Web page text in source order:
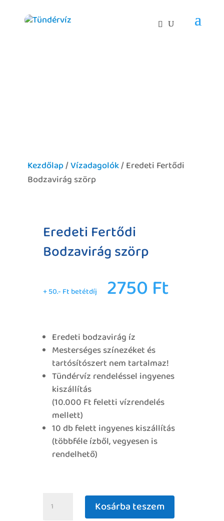
Kezdőlap/Vízadagolók/ Eredeti Fertődi
Bodzavirág szörp
Eredeti Fertődi
Bodzavirág szörp
+ 50.- Ft betétdíj 2750 Ft
Eredeti bodzavirág íz
Mesterséges színezéket és
tartósítószert nem tartalmaz!
Tündérvíz rendeléssel ingyenes
kiszállítás
(10.000 Ft feletti vízrendelés
mellett)
10 db felett ingyenes kiszállítás
(többféle ízből, vegyesen is
rendelhető)
Fertődi
Kosárba teszem